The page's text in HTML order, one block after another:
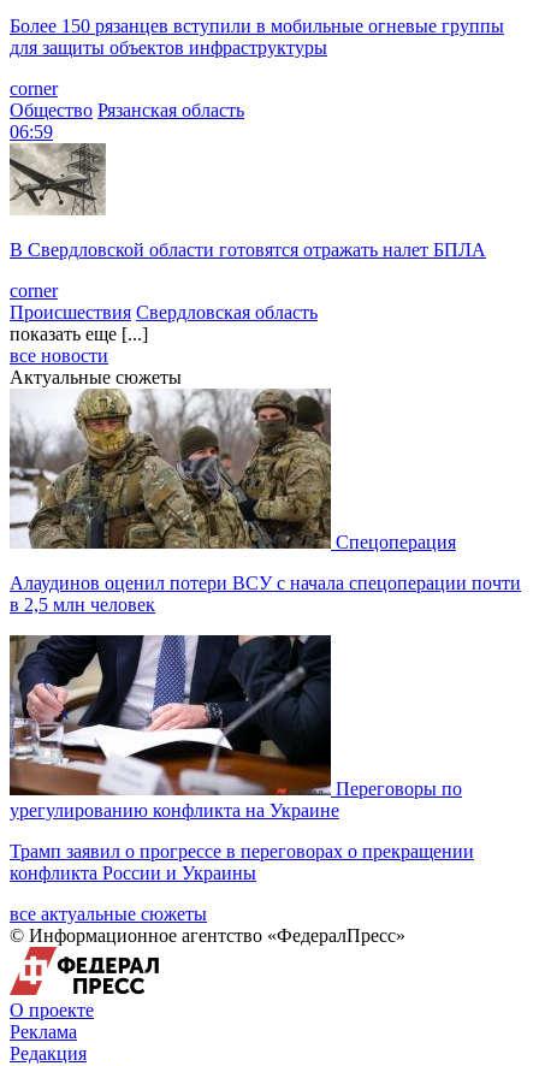
Более 150 рязанцев вступили в мобильные огневые группы
для защиты объектов инфраструктуры
corner
Общество Рязанская область
06:59
В Свердловской области готовятся отражать налет БПЛА
corner
Происшествия Свердловская область
показать еще [...]
все новости
Актуальные сюжеты
Спецоперация
Алаудинов оценил потери ВСУ с начала спецоперации почти
в 2,5 млн человек
Переговоры по
урегулированию конфликта на Украине
Трамп заявил о прогрессе в переговорах о прекращении
конфликта России и Украины
все актуальные сюжеты
© Информационное агентство «ФедералПресс»
О проекте
Реклама
Редакция